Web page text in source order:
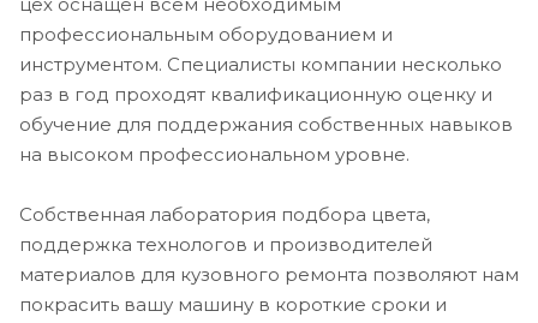
профессиональным оборудованием и
инструментом. Специалисты компании несколько
раз в год проходят квалификационную оценку и
обучение для поддержания собственных навыков
на высоком профессиональном уровне.
Собственная лаборатория подбора цвета,
поддержка технологов и производителей
материалов для кузовного ремонта позволяют нам
покрасить вашу машину в короткие сроки и